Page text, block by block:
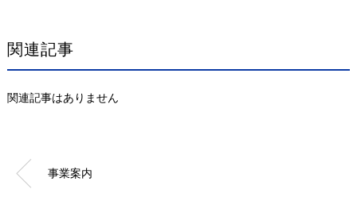
関連記事
関連記事はありません
事業案内